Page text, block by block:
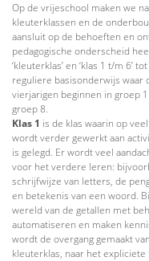
Op de vrijeschool maken we
kleuterklassen en de
aansluit op de behoeften en
pedagogische onderscheid
‘kleuterklas’ en ‘klas 1 t/m 6’
reguliere basisonderwijs waar
vierjarigen beginnen in groep
groep 8.
Klas 1 is de klas waarin op
wordt verder gewerkt aan
is gelegd. Er wordt veel
voor het verdere leren:
schrijfwijze van letters, de
en betekenis van een woord.
wereld van de getallen met
automatiseren en maken
wordt de overgang gemaakt
kleuterklas, naar het